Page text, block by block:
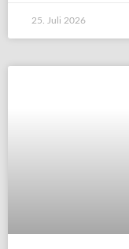
25. Juli 2026